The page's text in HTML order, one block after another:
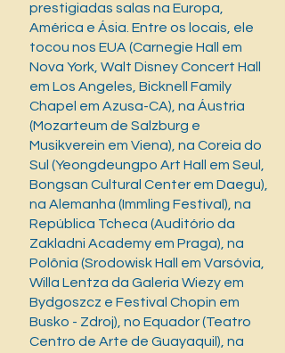
prestigiadas salas na Europa,
América e Ásia. Entre os locais, ele
tocou nos EUA (Carnegie Hall em
Nova York, Walt Disney Concert Hall
em Los Angeles, Bicknell Family
Chapel em Azusa-CA), na Áustria
(Mozarteum de Salzburg e
Musikverein em Viena), na Coreia do
Sul (Yeongdeungpo Art Hall em Seul,
Bongsan Cultural Center em Daegu),
na Alemanha (Immling Festival), na
República Tcheca (Auditório da
Zakladni Academy em Praga), na
Polônia (Srodowisk Hall em Varsóvia,
Willa Lentza da Galeria Wiezy em
Bydgoszcz e Festival Chopin em
Busko - Zdroj), no Equador (Teatro
Centro de Arte de Guayaquil), na